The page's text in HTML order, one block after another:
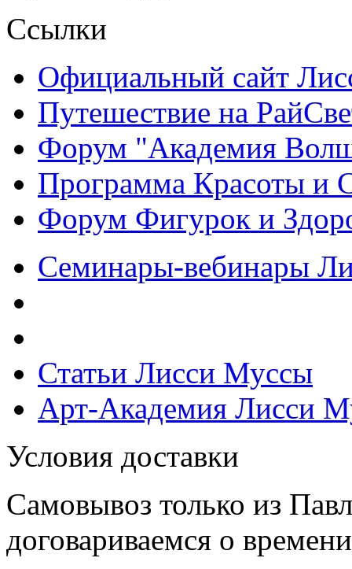
Ссылки
Официальный сайт
Путешествие на
Форум "Академия
Программа Красоты и
Форум Фигурок и
Семинары-вебинары
Статьи Лисси Муссы
Арт-Академия Лисси
Условия доставки
Самовывоз только из
договариваемся о